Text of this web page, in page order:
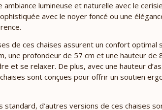
ambiance lumineuse et naturelle avec le
avec le noyer foncé ou une
de ces chaises assurent un confort
une profondeur de 57 cm et une hauteur de
et se relaxer. De plus, avec une hauteur
sont conçues pour offrir un soutien
d’autres versions de ces chaises